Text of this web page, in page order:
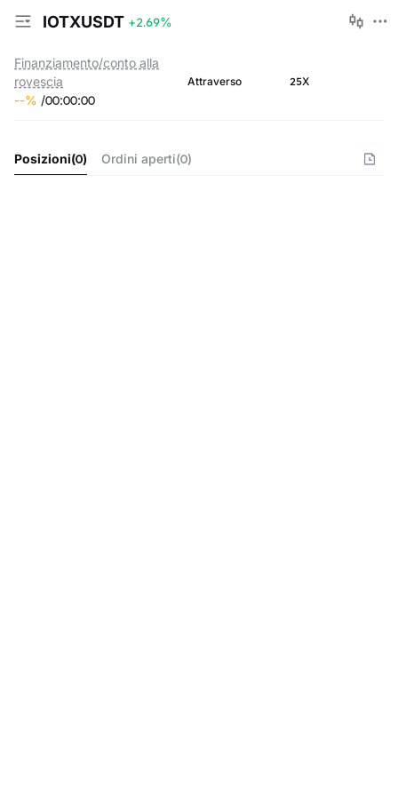
IOTXUSDT +2.69%
Finanziamento/conto alla
rovescia
--% /00:00:00
Attraverso 25X
Posizioni(0) Ordini aperti(0)